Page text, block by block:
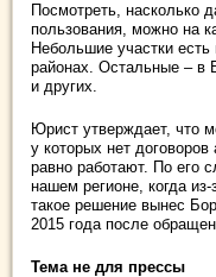
Посмотреть, насколько
пользования, можно на
Небольшие участки
районах. Остальные – в
и других.
Юрист утверждает, что
у которых нет
равно работают. По его
нашем регионе, когда
такое решение вынес
2015 года после
Тема не для прессы